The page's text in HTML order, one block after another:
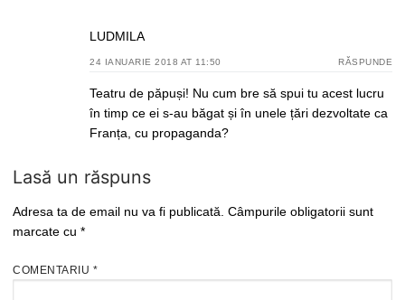
LUDMILA
24 IANUARIE 2018 AT 11:50 RĂSPUNDE
Teatru de păpuși! Nu cum bre să spui tu acest lucru
în timp ce ei s-au băgat și în unele țări dezvoltate ca
Franța, cu propaganda?
Lasă un răspuns
Adresa ta de email nu va fi publicată. Câmpurile obligatorii sunt
marcate cu *
COMENTARIU *